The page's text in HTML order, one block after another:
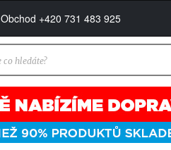
Obchod +420 731 483 925